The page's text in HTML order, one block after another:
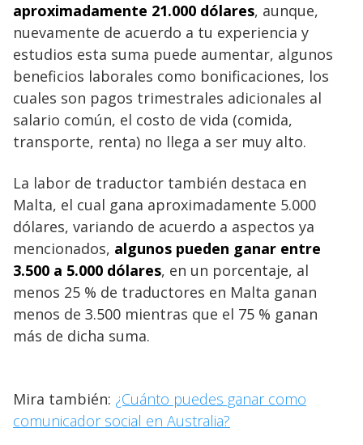
aproximadamente 21.000 dólares, aunque,
nuevamente de acuerdo a tu experiencia y
estudios esta suma puede aumentar, algunos
beneficios laborales como bonificaciones, los
cuales son pagos trimestrales adicionales al
salario común, el costo de vida (comida,
transporte, renta) no llega a ser muy alto.
La labor de traductor también destaca en
Malta, el cual gana aproximadamente 5.000
dólares, variando de acuerdo a aspectos ya
mencionados, algunos pueden ganar entre
3.500 a 5.000 dólares, en un porcentaje, al
menos 25 % de traductores en Malta ganan
menos de 3.500 mientras que el 75 % ganan
más de dicha suma.
Mira también: ¿Cuánto puedes ganar como
comunicador social en Australia?